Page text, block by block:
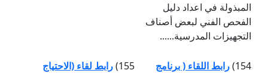
المبذولة في اعداد دليل
الفحص الفني لبعض أصناف
التجهيزات المدرسية......
154) رابط اللقاء ( برنامج
155) رابط لقاء (الاحتياج